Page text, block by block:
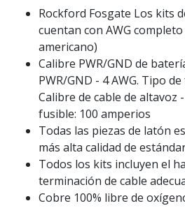
Rockford Fosgate Los kits
cuentan con AWG
americano)
Calibre PWR/GND de
PWR/GND - 4 AWG. Tipo
Calibre de cable de altavoz
fusible: 100 amperios
Todas las piezas de latón
más alta calidad de
Todos los kits incluyen el
terminación de cable
Cobre 100% libre de